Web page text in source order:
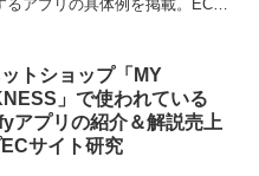
アプリの具体例を掲載。ECサ
トショップ「MY
」で使われている
アプリの紹介＆解説売上
ECサイト研究